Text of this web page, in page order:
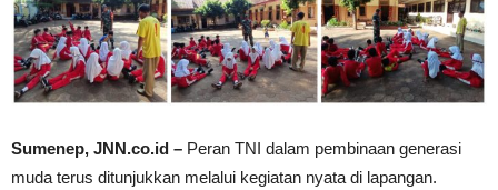
Sumenep, JNN.co.id – Peran TNI dalam pembinaan generasi
muda terus ditunjukkan melalui kegiatan nyata di lapangan.